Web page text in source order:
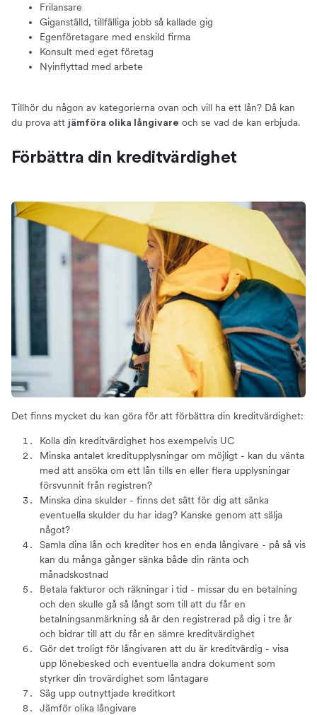
Frilansare
Giganställd, tillfälliga jobb så kallade gig
Egenföretagare med enskild firma
Konsult med eget företag
Nyinflyttad med arbete
Tillhör du någon av kategorierna ovan och vill ha ett lån? Då kan
du prova att jämföra olika långivare och se vad de kan erbjuda.
Förbättra din kreditvärdighet
Det finns mycket du kan göra för att förbättra din kreditvärdighet:
Kolla din kreditvärdighet hos exempelvis UC
Minska antalet kreditupplysningar om möjligt - kan du vänta
med att ansöka om ett lån tills en eller flera upplysningar
försvunnit från registren?
Minska dina skulder - finns det sätt för dig att sänka
eventuella skulder du har idag? Kanske genom att sälja
något?
Samla dina lån och krediter hos en enda långivare - på så vis
kan du många gånger sänka både din ränta och
månadskostnad
Betala fakturor och räkningar i tid - missar du en betalning
och den skulle gå så långt som till att du får en
betalningsanmärkning så är den registrerad på dig i tre år
och bidrar till att du får en sämre kreditvärdighet
Gör det troligt för långivaren att du är kreditvärdig - visa
upp lönebesked och eventuella andra dokument som
styrker din trovärdighet som låntagare
Säg upp outnyttjade kreditkort
Jämför olika långivare